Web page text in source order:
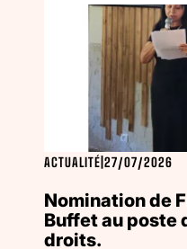
ACTUALITÉ |27/07/2026
Nomination de
Buffet au poste
droits.